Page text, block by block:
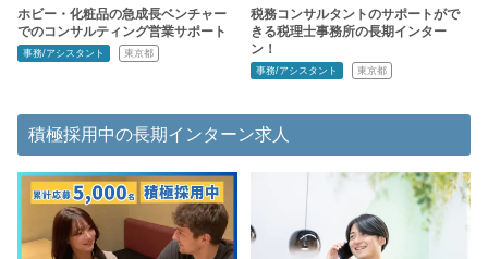
ホビー・化粧品の急成長ベンチャー
でのコンサルティング営業サポート
事務/アシスタント 東京都
税務コンサルタントのサポートがで
きる税理士事務所の長期インター
ン！
事務/アシスタント 東京都
積極採用中の長期インターン求人